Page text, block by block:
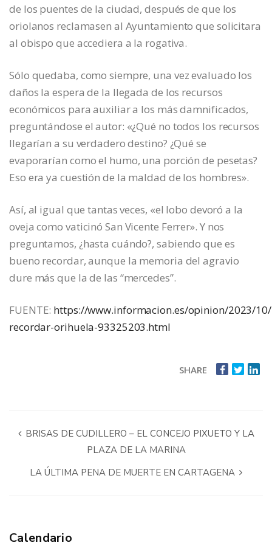
de los puentes de la ciudad, después de que los
oriolanos reclamasen al Ayuntamiento que solicitara
al obispo que accediera a la rogativa.
Sólo quedaba, como siempre, una vez evaluado los
daños la espera de la llegada de los recursos
económicos para auxiliar a los más damnificados,
preguntándose el autor: «¿Qué no todos los recursos
llegarían a su verdadero destino? ¿Qué se
evaporarían como el humo, una porción de pesetas?
Eso era ya cuestión de la maldad de los hombres».
Así, al igual que tantas veces, «el lobo devoró a la
oveja como vaticinó San Vicente Ferrer». Y nos
preguntamos, ¿hasta cuándo?, sabiendo que es
bueno recordar, aunque la memoria del agravio
dure más que la de las “mercedes”.
FUENTE: https://www.informacion.es/opinion/2023/
recordar-orihuela-93325203.html
SHARE
BRISAS DE CUDILLERO – EL CONCEJO PIXUETO Y LA
PLAZA DE LA MARINA
LA ÚLTIMA PENA DE MUERTE EN CARTAGENA
Calendario